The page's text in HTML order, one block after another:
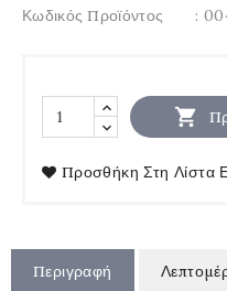
Κωδικός Προϊόντος
:

Προσθήκη Στη Λίστα
Περιγραφή